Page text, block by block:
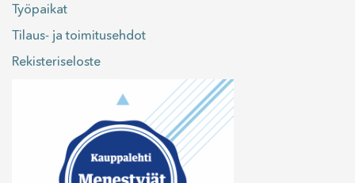
Työpaikat
Tilaus- ja toimitusehdot
Rekisteriseloste